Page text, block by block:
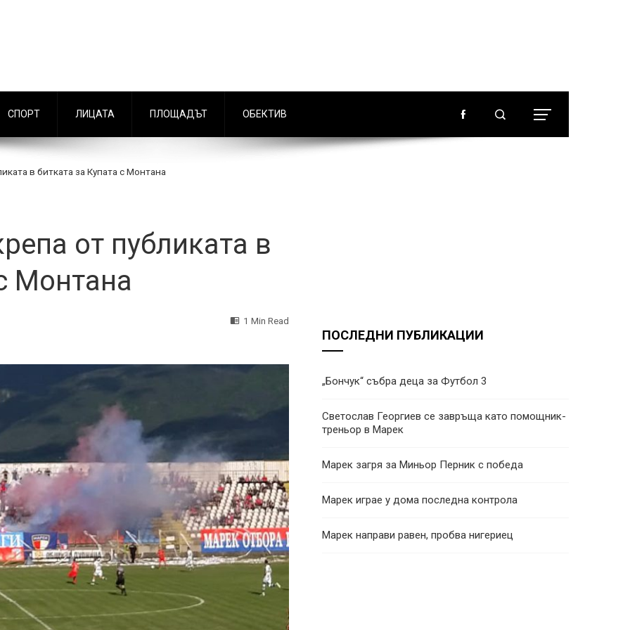
СПОРТ ЛИЦАТА ПЛОЩАДЪТ ОБЕКТИВ
в битката за Купата с Монтана
от публиката в
Монтана
1 Min Read
ПОСЛЕДНИ ПУБЛИКАЦИИ
„Бончук“ събра деца за Футбол 3
Светослав Георгиев се завръща като помощник-
треньор в Марек
Марек загря за Миньор Перник с победа
Марек играе у дома последна контрола
Марек направи равен, пробва нигериец